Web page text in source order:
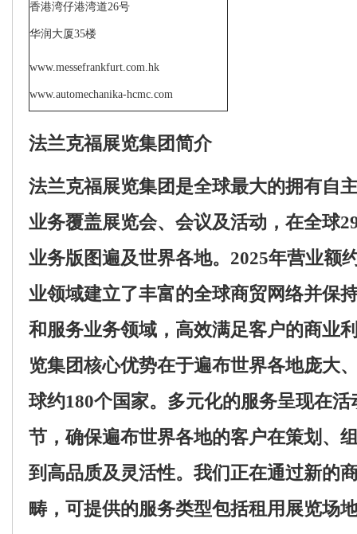
香港湾仔港湾道26号
华润大厦35楼
www.messefrankfurt.com.hk
www.automechanika-hcmc.com
法兰克福展览集团简介
法兰克福展览集团是全球最大的拥有自
业务覆盖展览会、会议及活动，在全球
业务版图遍及世界各地。 2025年营业额
业领域建立了丰富的全球商贸网络并保
和服务业务领域，高效满足客户的商业
览集团核心优势在于遍布世界各地庞大
球约180个国家。多元化的服务呈现在
节，确保遍布世界各地的客户在策划、
到高品质及灵活性。我们正在通过新的
畴，可提供的服务类型包括租用展览场